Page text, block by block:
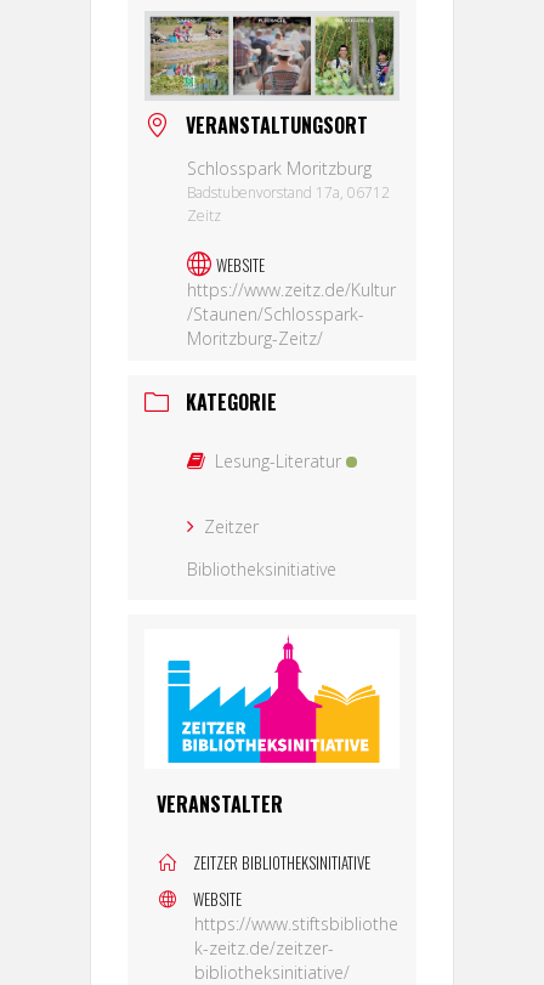
VERANSTALTUNGSORT
Schlosspark Moritzburg
Badstubenvorstand 17a, 06712
Zeitz
WEBSITE
https://www.zeitz.de/Kultur
/Staunen/Schlosspark-
Moritzburg-Zeitz/
KATEGORIE
Lesung-Literatur
Zeitzer
Bibliotheksinitiative
VERANSTALTER
ZEITZER BIBLIOTHEKSINITIATIVE
WEBSITE
https://www.stiftsbibliothe
k-zeitz.de/zeitzer-
bibliotheksinitiative/